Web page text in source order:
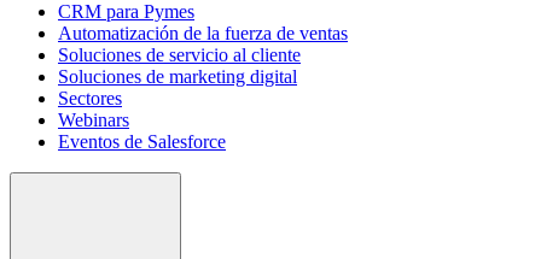
CRM para Pymes
Automatización de la fuerza de ventas
Soluciones de servicio al cliente
Soluciones de marketing digital
Sectores
Webinars
Eventos de Salesforce